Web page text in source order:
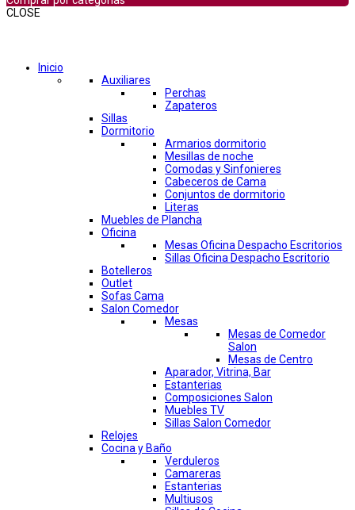
CLOSE
Inicio
Auxiliares
Perchas
Zapateros
Sillas
Dormitorio
Armarios dormitorio
Mesillas de noche
Comodas y Sinfonieres
Cabeceros de Cama
Conjuntos de dormitorio
Literas
Muebles de Plancha
Oficina
Mesas Oficina Despacho Escritorios
Sillas Oficina Despacho Escritorio
Botelleros
Outlet
Sofas Cama
Salon Comedor
Mesas
Mesas de Comedor
Salon
Mesas de Centro
Aparador, Vitrina, Bar
Estanterias
Composiciones Salon
Muebles TV
Sillas Salon Comedor
Relojes
Cocina y Baño
Verduleros
Camareras
Estanterias
Multiusos